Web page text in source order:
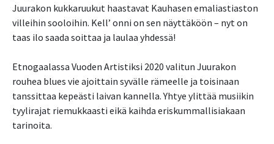
Juurakon kukkaruukut haastavat Kauhasen emaliastiaston
villeihin sooloihin. Kell’ onni on sen näyttäköön – nyt on
taas ilo saada soittaa ja laulaa yhdessä!
Etnogaalassa Vuoden Artistiksi 2020 valitun Juurakon
rouhea blues vie ajoittain syvälle rämeelle ja toisinaan
tanssittaa kepeästi laivan kannella. Yhtye ylittää musiikin
tyylirajat riemukkaasti eikä kaihda eriskummallisiakaan
tarinoita.